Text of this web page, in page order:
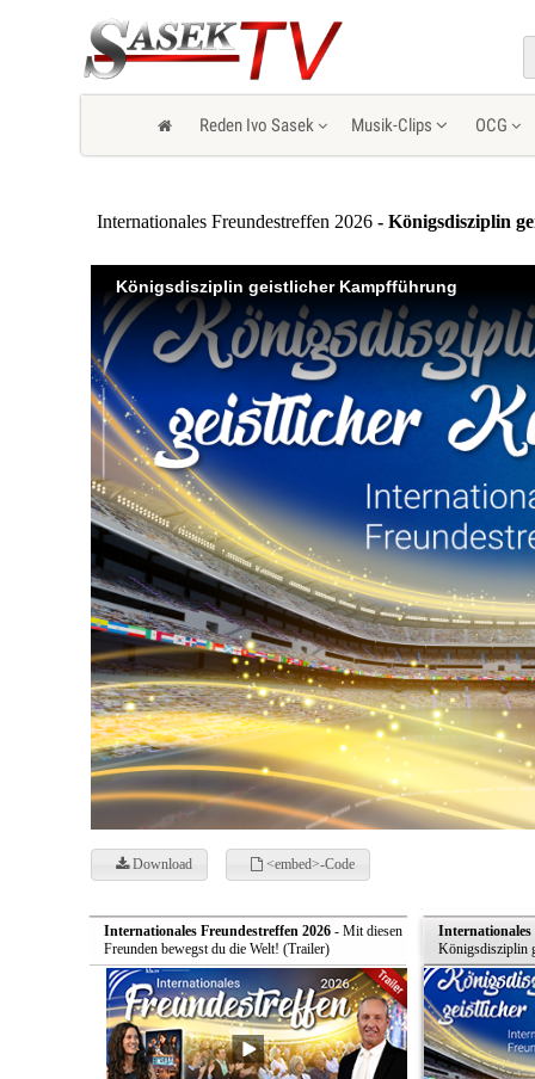
Reden Ivo Sasek Musik-Clips OCG
Internationales Freundestreffen 2026 - Königsdisziplin
Königsdisziplin geistlicher Kampfführung
Download <embed>-Code
Internationales Freundestreffen 2026- Mit diesen
Freunden bewegst du die Welt! (Trailer)
Internationales
Königsdisziplin